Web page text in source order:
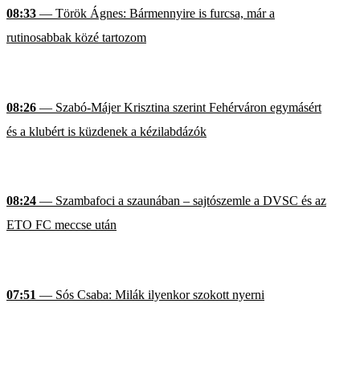
08:33 — Török Ágnes: Bármennyire is furcsa, már a
rutinosabbak közé tartozom
08:26 — Szabó-Májer Krisztina szerint Fehérváron egymásért
és a klubért is küzdenek a kézilabdázók
08:24 — Szambafoci a szaunában – sajtószemle a DVSC és az
ETO FC meccse után
07:51 — Sós Csaba: Milák ilyenkor szokott nyerni